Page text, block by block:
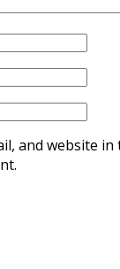
and website